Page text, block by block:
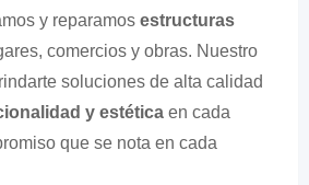
y reparamos estructuras
comercios y obras. Nuestro
soluciones de alta calidad
y estética en cada
que se nota en cada